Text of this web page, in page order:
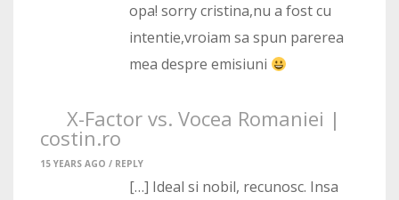
opa! sorry cristina,nu a fost cu
intentie,vroiam sa spun parerea
mea despre emisiuni
X-Factor vs. Vocea Romaniei |
costin.ro
15 YEARS AGO / REPLY
[…] Ideal si nobil, recunosc. Insa